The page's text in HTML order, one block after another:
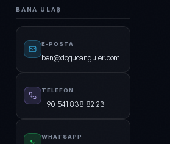
BANA ULAŞ
E-POSTA
ben@dogucanguler.com
TELEFON
+90 541 838 82 23
WHATSAPP